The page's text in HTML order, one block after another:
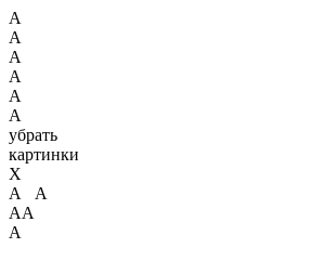
А
А
А
А
А
А
убрать
картинки
X
А А
АА
А